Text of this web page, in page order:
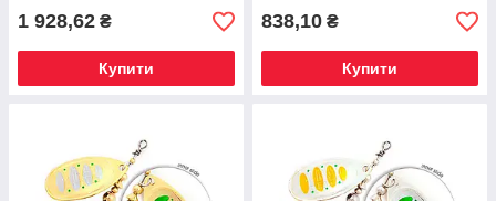
1 928,62 ₴
Купити
838,10 ₴
Купити